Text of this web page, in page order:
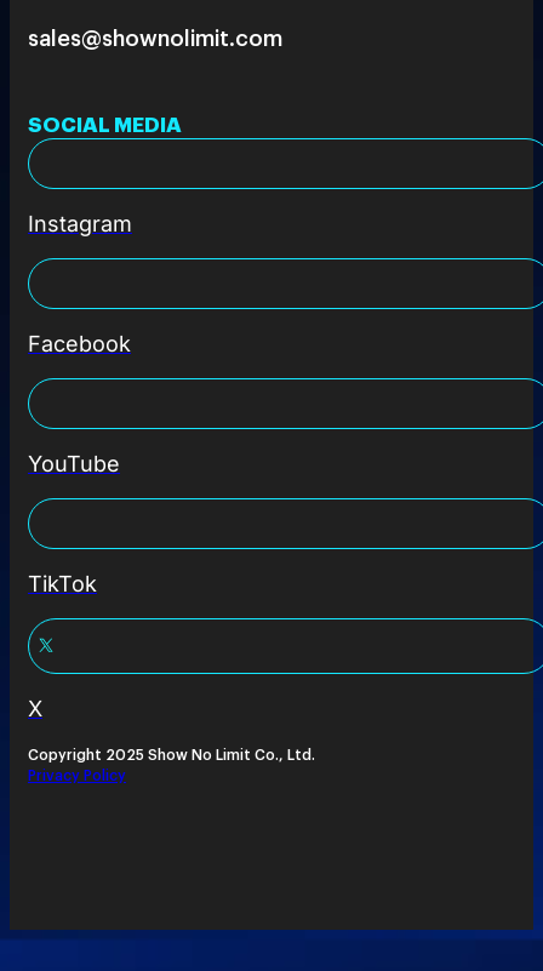
sales@shownolimit.com
SOCIAL MEDIA
Instagram
Facebook
YouTube
TikTok
X
Copyright 2025 Show No Limit Co., Ltd.
Privacy Policy